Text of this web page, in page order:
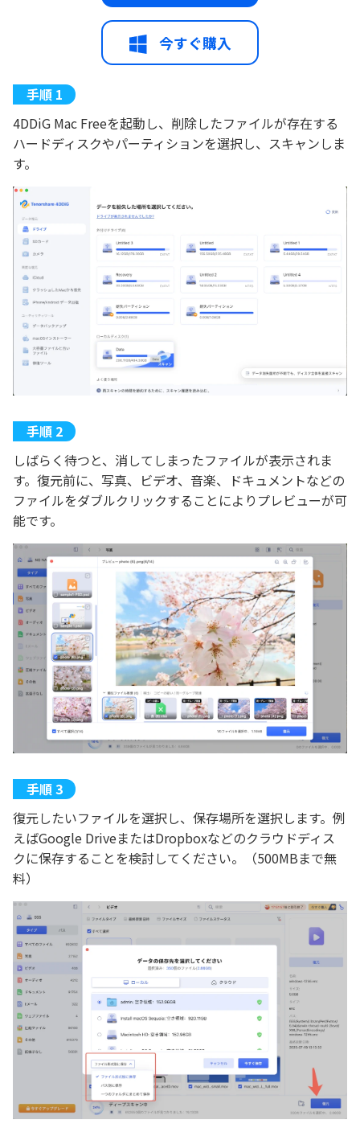
今すぐ購入
4DDiG Mac Freeを起動し、削除したファイルが存在する
ハードディスクやパーティションを選択し、スキャンしま
す。
しばらく待つと、消してしまったファイルが表示されま
す。復元前に、写真、ビデオ、音楽、ドキュメントなどの
ファイルをダブルクリックすることによりプレビューが可
能です。
復元したいファイルを選択し、保存場所を選択します。例
えばGoogle DriveまたはDropboxなどのクラウドディス
クに保存することを検討してください。（500MBまで無
料）